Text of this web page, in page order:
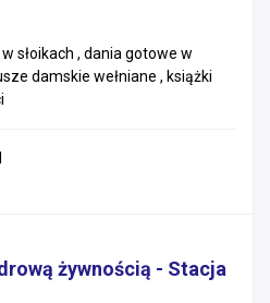
słoikach , dania gotowe w
damskie wełniane , książki
żywnością - Stacja